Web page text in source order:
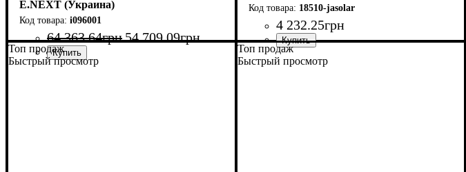
E.NEXT (Украина)
i096001
64 363.64грн54 709.09грн
Мощность (кВт): 6
Наличие цифрового дисплея
18510-jasolar
4 232.25грн
Топ продаж
Быстрый просмотр
Топ продаж
Быстрый просмотр